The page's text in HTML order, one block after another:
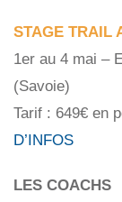
STAGE TRAIL
1er au 4 mai –
(Savoie)
Tarif : 649€ en p
D’INFOS
LES COACHS